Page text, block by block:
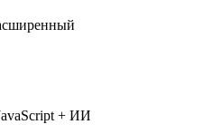
+ ИИ